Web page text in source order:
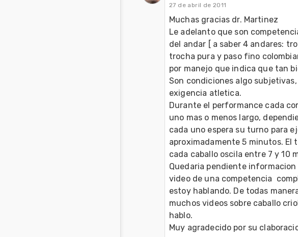
27 de abril de 2011
Muchas gracias dr. Martinez
Le adelanto que son
del andar [ a saber 4 andares:
trocha pura y paso fino
por manejo que indica que tan
Son condiciones algo
exigencia atletica.
Durante el performance cada
uno mas o menos largo,
cada uno espera su turno para
aproximadamente 5 minutos.
cada caballo oscila entre 7 y 10
Quedaria pendiente
video de una competencia
estoy hablando. De todas
muchos videos sobre caballo
hablo.
Muy agradecido por su